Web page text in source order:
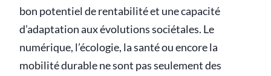
bon potentiel de rentabilité et une capacité
d’adaptation aux évolutions sociétales. Le
numérique, l’écologie, la santé ou encore la
mobilité durable ne sont pas seulement des